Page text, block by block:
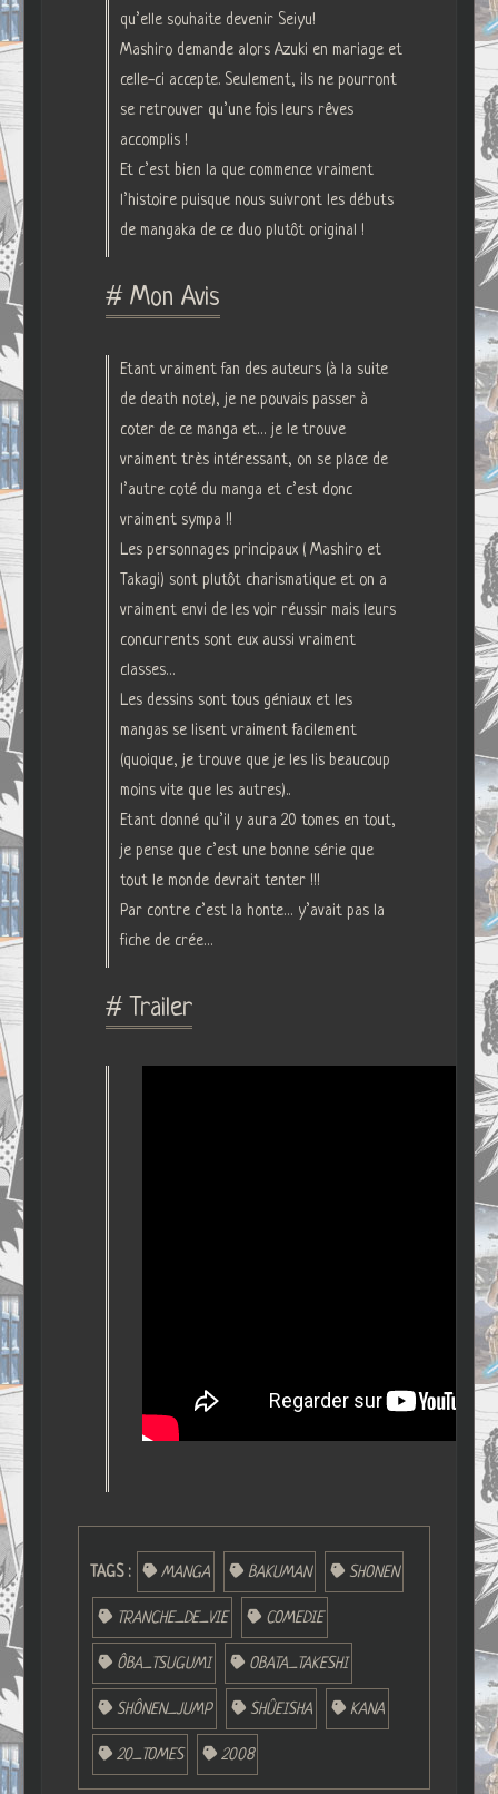
qu’elle souhaite devenir Seiyu!
Mashiro demande alors Azuki en mariage et
celle-ci accepte. Seulement, ils ne pourront
se retrouver qu’une fois leurs rêves
accomplis !
Et c’est bien la que commence vraiment
l’histoire puisque nous suivront les débuts
de mangaka de ce duo plutôt original !
# Mon Avis
Etant vraiment fan des auteurs (à la suite
de death note), je ne pouvais passer à
coter de ce manga et… je le trouve
vraiment très intéressant, on se place de
l’autre coté du manga et c’est donc
vraiment sympa !!
Les personnages principaux ( Mashiro et
Takagi) sont plutôt charismatique et on a
vraiment envi de les voir réussir mais leurs
concurrents sont eux aussi vraiment
classes…
Les dessins sont tous géniaux et les
mangas se lisent vraiment facilement
(quoique, je trouve que je les lis beaucoup
moins vite que les autres)..
Etant donné qu’il y aura 20 tomes en tout,
je pense que c’est une bonne série que
tout le monde devrait tenter !!!
Par contre c’est la honte… y’avait pas la
fiche de crée…
# Trailer
TAGS : MANGA BAKUMAN SHONEN
TRANCHE_DE_VIE COMEDIE
ÔBA_TSUGUMI OBATA_TAKESHI
SHÔNEN_JUMP SHÛEISHA KANA
20_TOMES 2008